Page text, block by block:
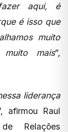
aqui, é
é isso que
muito
mais”,
liderança
afirmou Raul
Relações